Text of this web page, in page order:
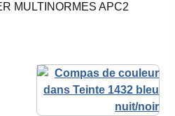
MULTINORMES APC2